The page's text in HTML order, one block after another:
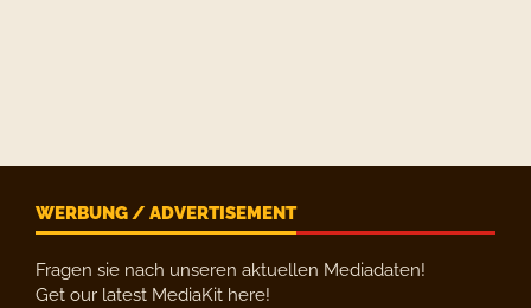
WERBUNG / ADVERTISEMENT
Fragen sie nach unseren aktuellen Mediadaten!
Get our latest MediaKit here!